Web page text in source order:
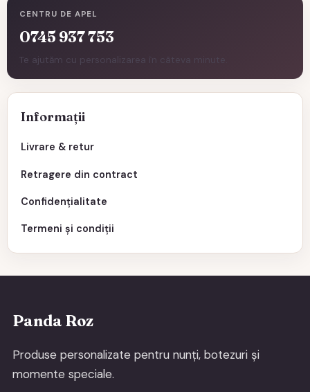
CENTRU DE APEL
0745 937 753
Te ajutăm cu personalizarea în câteva minute.
Informații
Livrare & retur
Retragere din contract
Confidențialitate
Termeni și condiții
Panda Roz
Produse personalizate pentru nunți, botezuri și
momente speciale.